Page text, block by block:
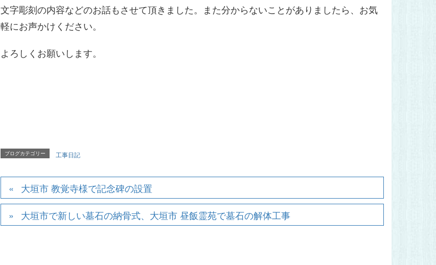
文字彫刻の内容などのお話もさせて頂きました。また分からないことがありましたら、お気
軽にお声かけください。
よろしくお願いします。
ブログカテゴリー 工事日記
大垣市 教覚寺様で記念碑の設置
大垣市で新しい墓石の納骨式、大垣市 昼飯霊苑で墓石の解体工事